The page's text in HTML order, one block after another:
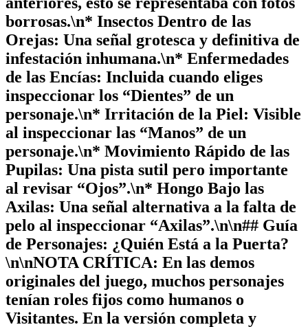
borrosas.\n* Insectos Dentro de las
Orejas: Una señal grotesca y definitiva de
infestación inhumana.\n* Enfermedades
de las Encías: Incluida cuando eliges
inspeccionar los “Dientes” de un
personaje.\n* Irritación de la Piel: Visible
al inspeccionar las “Manos” de un
personaje.\n* Movimiento Rápido de las
Pupilas: Una pista sutil pero importante
al revisar “Ojos”.\n* Hongo Bajo las
Axilas: Una señal alternativa a la falta de
pelo al inspeccionar “Axilas”.\n\n## Guía
de Personajes: ¿Quién Está a la Puerta?
\n\nNOTA CRÍTICA: En las demos
originales del juego, muchos personajes
tenían roles fijos como humanos o
Visitantes. En la versión completa y